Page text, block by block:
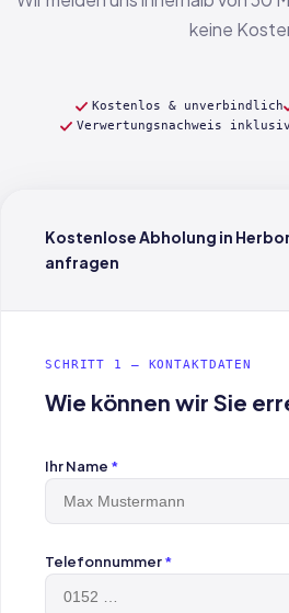
keine
Kostenlos & unverbindlich
Verwertungsnachweis
Kostenlose Abholung in
anfragen
SCHRITT 1 — KONTAKTDATEN
Wie können wir Sie
Ihr Name *
Telefonnummer*